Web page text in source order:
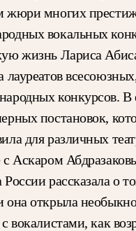
жюри многих
вокальных
жизнь Лариса
лауреатов
конкурсов. В
постановок,
для различных
с Аскаром
России рассказала о
она открыла
вокалистами, как